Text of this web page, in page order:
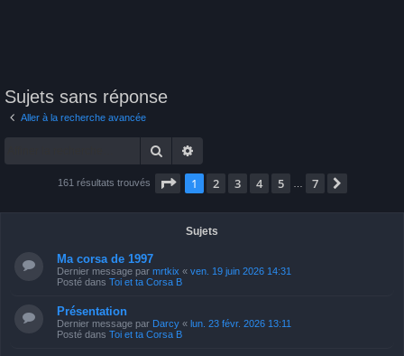
Sujets sans réponse
Aller à la recherche avancée
Rechercher
161 résultats trouvés Page 1sur7
1 2 3 4 5 7
Sujets
Ma corsa de 1997
Dernier message par mrtkix « ven. 19 juin 2026 14:31
Posté dans Toi et ta Corsa B
Présentation
Dernier message par Darcy « lun. 23 févr. 2026 13:11
Posté dans Toi et ta Corsa B